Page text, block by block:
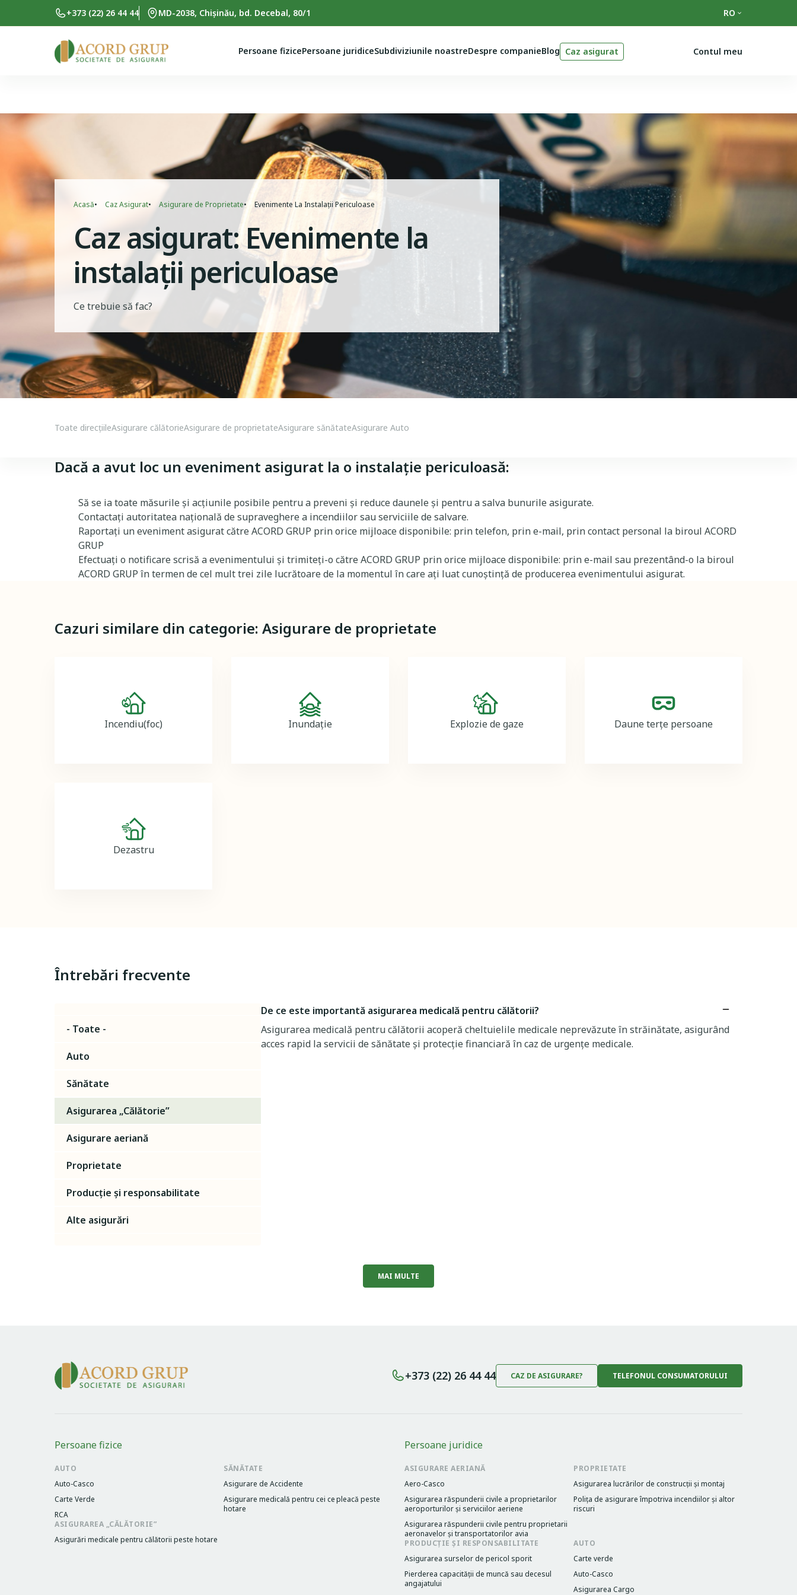
Skip to main content+373 (22) 26 44 44 MD-2038, Chișinău, bd. Decebal, 80/1 RO
Persoane fizicePersoane juridiceSubdiviziunile noastreDespre companieBlog Caz asigurat Contul meu
Breadcrumb
Acasă Caz Asigurat Asigurare de Proprietate Evenimente La Instalații Periculoase
Caz asigurat: Evenimente la
instalații periculoase
Ce trebuie să fac?
Toate direcțiileAsigurare călătorieAsigurare de proprietateAsigurare sănătateAsigurare Auto
Dacă a avut loc un eveniment asigurat la o instalație periculoasă:
Să se ia toate măsurile și acțiunile posibile pentru a preveni și reduce daunele și pentru a salva bunurile asigurate.
Contactați autoritatea națională de supraveghere a incendiilor sau serviciile de salvare.
Raportați un eveniment asigurat către ACORD GRUP prin orice mijloace disponibile: prin telefon, prin e-mail, prin contact personal la biroul ACORD
GRUP
Efectuați o notificare scrisă a evenimentului și trimiteți-o către ACORD GRUP prin orice mijloace disponibile: prin e-mail sau prezentând-o la biroul
ACORD GRUP în termen de cel mult trei zile lucrătoare de la momentul în care ați luat cunoștință de producerea evenimentului asigurat.
Cazuri similare din categorie: Asigurare de proprietate
Image
Incendiu(foc)
Image
Inundație
Image
Explozie de gaze
Image
Daune terțe persoane
Image
Dezastru
Întrebări frecvente
- Toate -
Auto
Sănătate
Asigurarea „Călătorie”
Asigurare aeriană
Proprietate
Producție și responsabilitate
Alte asigurări
De ce este importantă asigurarea medicală pentru călătorii?
Asigurarea medicală pentru călătorii acoperă cheltuielile medicale neprevăzute în străinătate, asigurând
acces rapid la servicii de sănătate și protecție financiară în caz de urgențe medicale.
MAI MULTE
+373 (22) 26 44 44 CAZ DE ASIGURARE? TELEFONUL CONSUMATORULUI
Persoane fizice
AUTO
Auto-Casco
Carte Verde
RCA
SĂNĂTATE
Asigurare de Accidente
Asigurare medicală pentru cei cе pleacă peste
hotare
ASIGURAREA „CĂLĂTORIE”
Asigurări medicale pentru călătorii peste hotare
Persoane juridice
ASIGURARE AERIANĂ
Aero-Casco
Asigurarea răspunderii civile a proprietarilor
aeroporturilor și serviciilor aeriene
Asigurarea răspunderii civile pentru proprietarii
aeronavelor și transportatorilor avia
PROPRIETATE
Asigurarea lucrărilor de construcții și montaj
Poliţa de asigurare împotriva incendiilor și altor
riscuri
PRODUCȚIE ȘI RESPONSABILITATE
Asigurarea surselor de pericol sporit
Pierderea capacităţii de muncă sau decesul
angajatului
AUTO
Carte verde
Auto-Casco
Asigurarea Cargo